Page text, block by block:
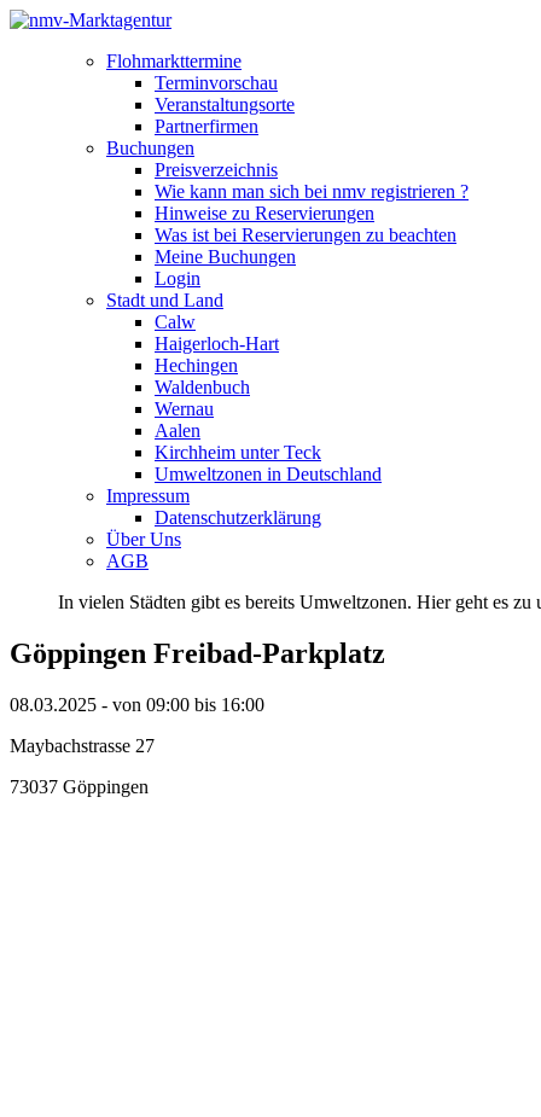
Flohmarkttermine
Terminvorschau
Veranstaltungsorte
Partnerfirmen
Buchungen
Preisverzeichnis
Wie kann man sich bei nmv registrieren ?
Hinweise zu Reservierungen
Was ist bei Reservierungen zu beachten
Meine Buchungen
Login
Stadt und Land
Calw
Haigerloch-Hart
Hechingen
Waldenbuch
Wernau
Aalen
Kirchheim unter Teck
Umweltzonen in Deutschland
Impressum
Datenschutzerklärung
Über Uns
AGB
In vielen Städten gibt es bereits Umweltzonen. Hier geht es zu
Göppingen Freibad-Parkplatz
08.03.2025 - von 09:00 bis 16:00
Maybachstrasse 27
73037 Göppingen